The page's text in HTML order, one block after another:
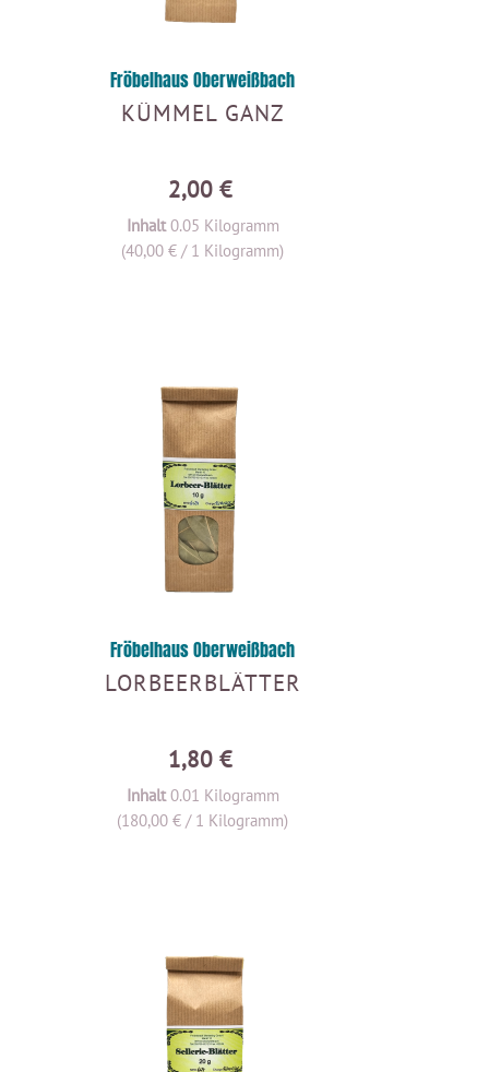
Fröbelhaus Oberweißbach
KÜMMEL GANZ
2,00 €
Inhalt0.05 Kilogramm
(40,00 € / 1 Kilogramm)
Fröbelhaus Oberweißbach
LORBEERBLÄTTER
1,80 €
Inhalt 0.01 Kilogramm
(180,00 € / 1 Kilogramm)